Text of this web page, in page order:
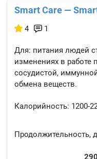
Smart Care —
4 1
Для: питания людей
изменениях в работе
сосудистой,
обмена веществ.
Калорийность: 1200-
Продолжительность,